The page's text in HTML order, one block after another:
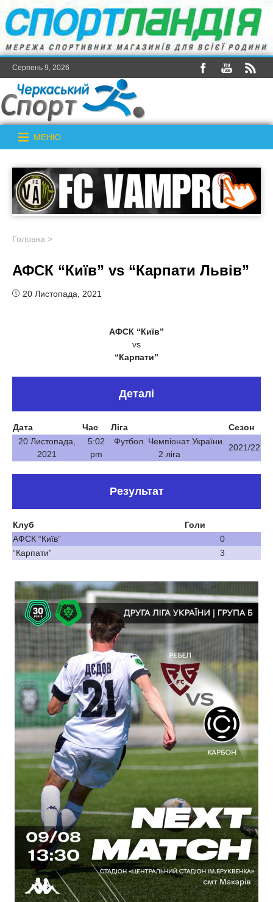
Серпень 9, 2026
МЕНЮ
Головна >
АФСК “Київ” vs “Карпати Львів”
20 Листопада, 2021
АФСК “Київ”
vs
“Карпати”
Деталі
Дата Час Ліга
Сезон
20 Листопада,
2021
5:02
pm
Футбол. Чемпіонат України.
2 ліга
2021/22
Результат
Клуб
Голи
АФСК “Київ”
0
“Карпати”
3